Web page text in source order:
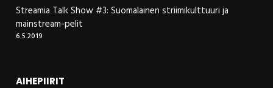
Streamia Talk Show #3: Suomalainen striimikulttuuri ja
mainstream-pelit
6.5.2019
AIHEPIIRIT